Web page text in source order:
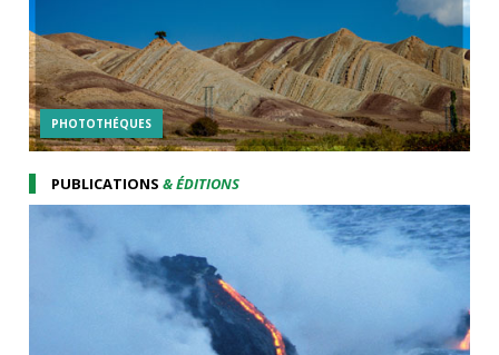
PHOTOTHÉQUES
PUBLICATIONS& ÉDITIONS